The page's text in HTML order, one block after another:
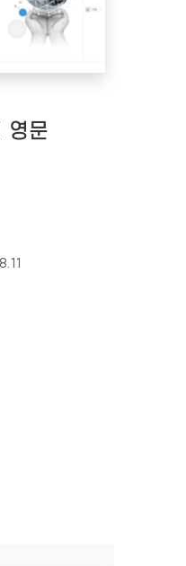
영문
홈페이지